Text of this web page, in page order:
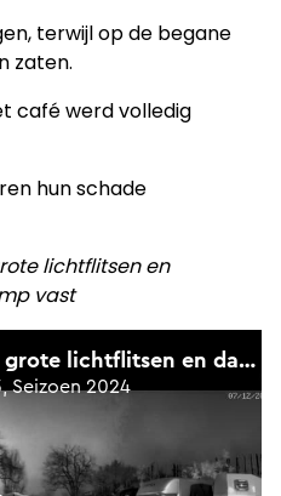
terwijl op de begane
zaten.
café werd volledig
hun schade
lichtflitsen en
vast